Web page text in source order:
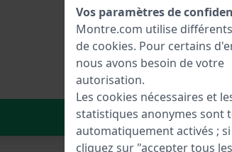
Dans le Panier
Vos paramètres de
Montre.com utilise
de cookies. Pour certains
nous avons besoin de votre
autorisation.
Les cookies nécessaires et
statistiques anonymes sont
automatiquement activés ;
cliquez sur "accepter tous les